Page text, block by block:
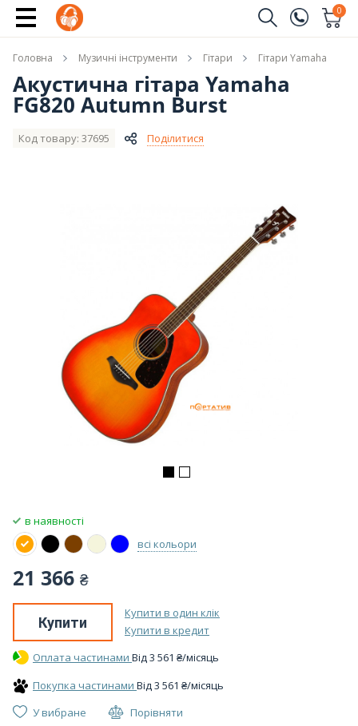
(096)
(044)
0
Ім'я
Головна Музичні інструменти Гітари Гітари Yamaha
Акустична гітара Yamaha
FG820 Autumn Burst
Код товару: 37695 Поділитися
в наявності
всі кольори
21 366 ₴
Купити
Купити в один клік
Купити в кредит
Оплата частинами Вiд3 561 ₴/місяць
Покупка частинами Вiд3 561 ₴/місяць
У вибране
Порівняти
Купити